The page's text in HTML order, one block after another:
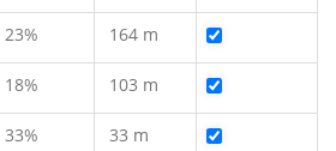
23% 164 m
18% 103 m
33% 33 m